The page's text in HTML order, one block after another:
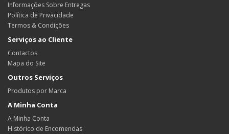
Informações Sobre Entregas
Política de Privacidade
Termos & Condições
Serviços ao Cliente
Contactos
Mapa do Site
Outros Serviços
Produtos por Marca
A Minha Conta
A Minha Conta
Histórico de Encomendas